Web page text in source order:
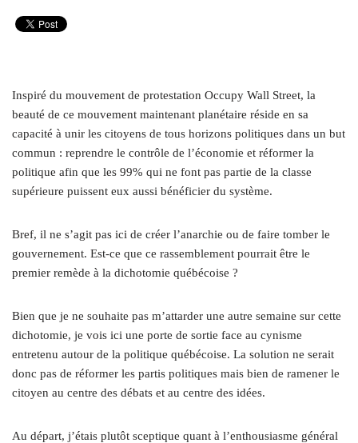
Inspiré du mouvement de protestation Occupy Wall Street, la
beauté de ce mouvement maintenant planétaire réside en sa
capacité à unir les citoyens de tous horizons politiques dans un but
commun : reprendre le contrôle de l’économie et réformer la
politique afin que les 99% qui ne font pas partie de la classe
supérieure puissent eux aussi bénéficier du système.
Bref, il ne s’agit pas ici de créer l’anarchie ou de faire tomber le
gouvernement. Est-ce que ce rassemblement pourrait être le
premier remède à la dichotomie québécoise ?
Bien que je ne souhaite pas m’attarder une autre semaine sur cette
dichotomie, je vois ici une porte de sortie face au cynisme
entretenu autour de la politique québécoise. La solution ne serait
donc pas de réformer les partis politiques mais bien de ramener le
citoyen au centre des débats et au centre des idées.
Au départ, j’étais plutôt sceptique quant à l’enthousiasme général